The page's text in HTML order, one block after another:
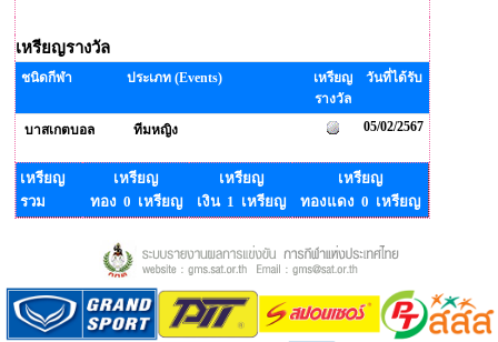
เหรียญรางวัล
ชนิดกีฬา ประเภท (Events)
เหรียญ
รางวัล
วันที่ได้รับ
บาสเกตบอล ทีมหญิง 05/02/2567
เหรียญ
รวม
เหรียญ
ทอง 0 เหรียญ
เหรียญ
เงิน 1 เหรียญ
เหรียญ
ทองแดง 0 เหรียญ